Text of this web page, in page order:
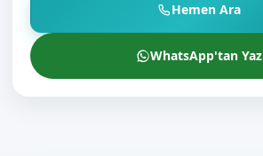
Hemen Ara
WhatsApp'tan Yaz